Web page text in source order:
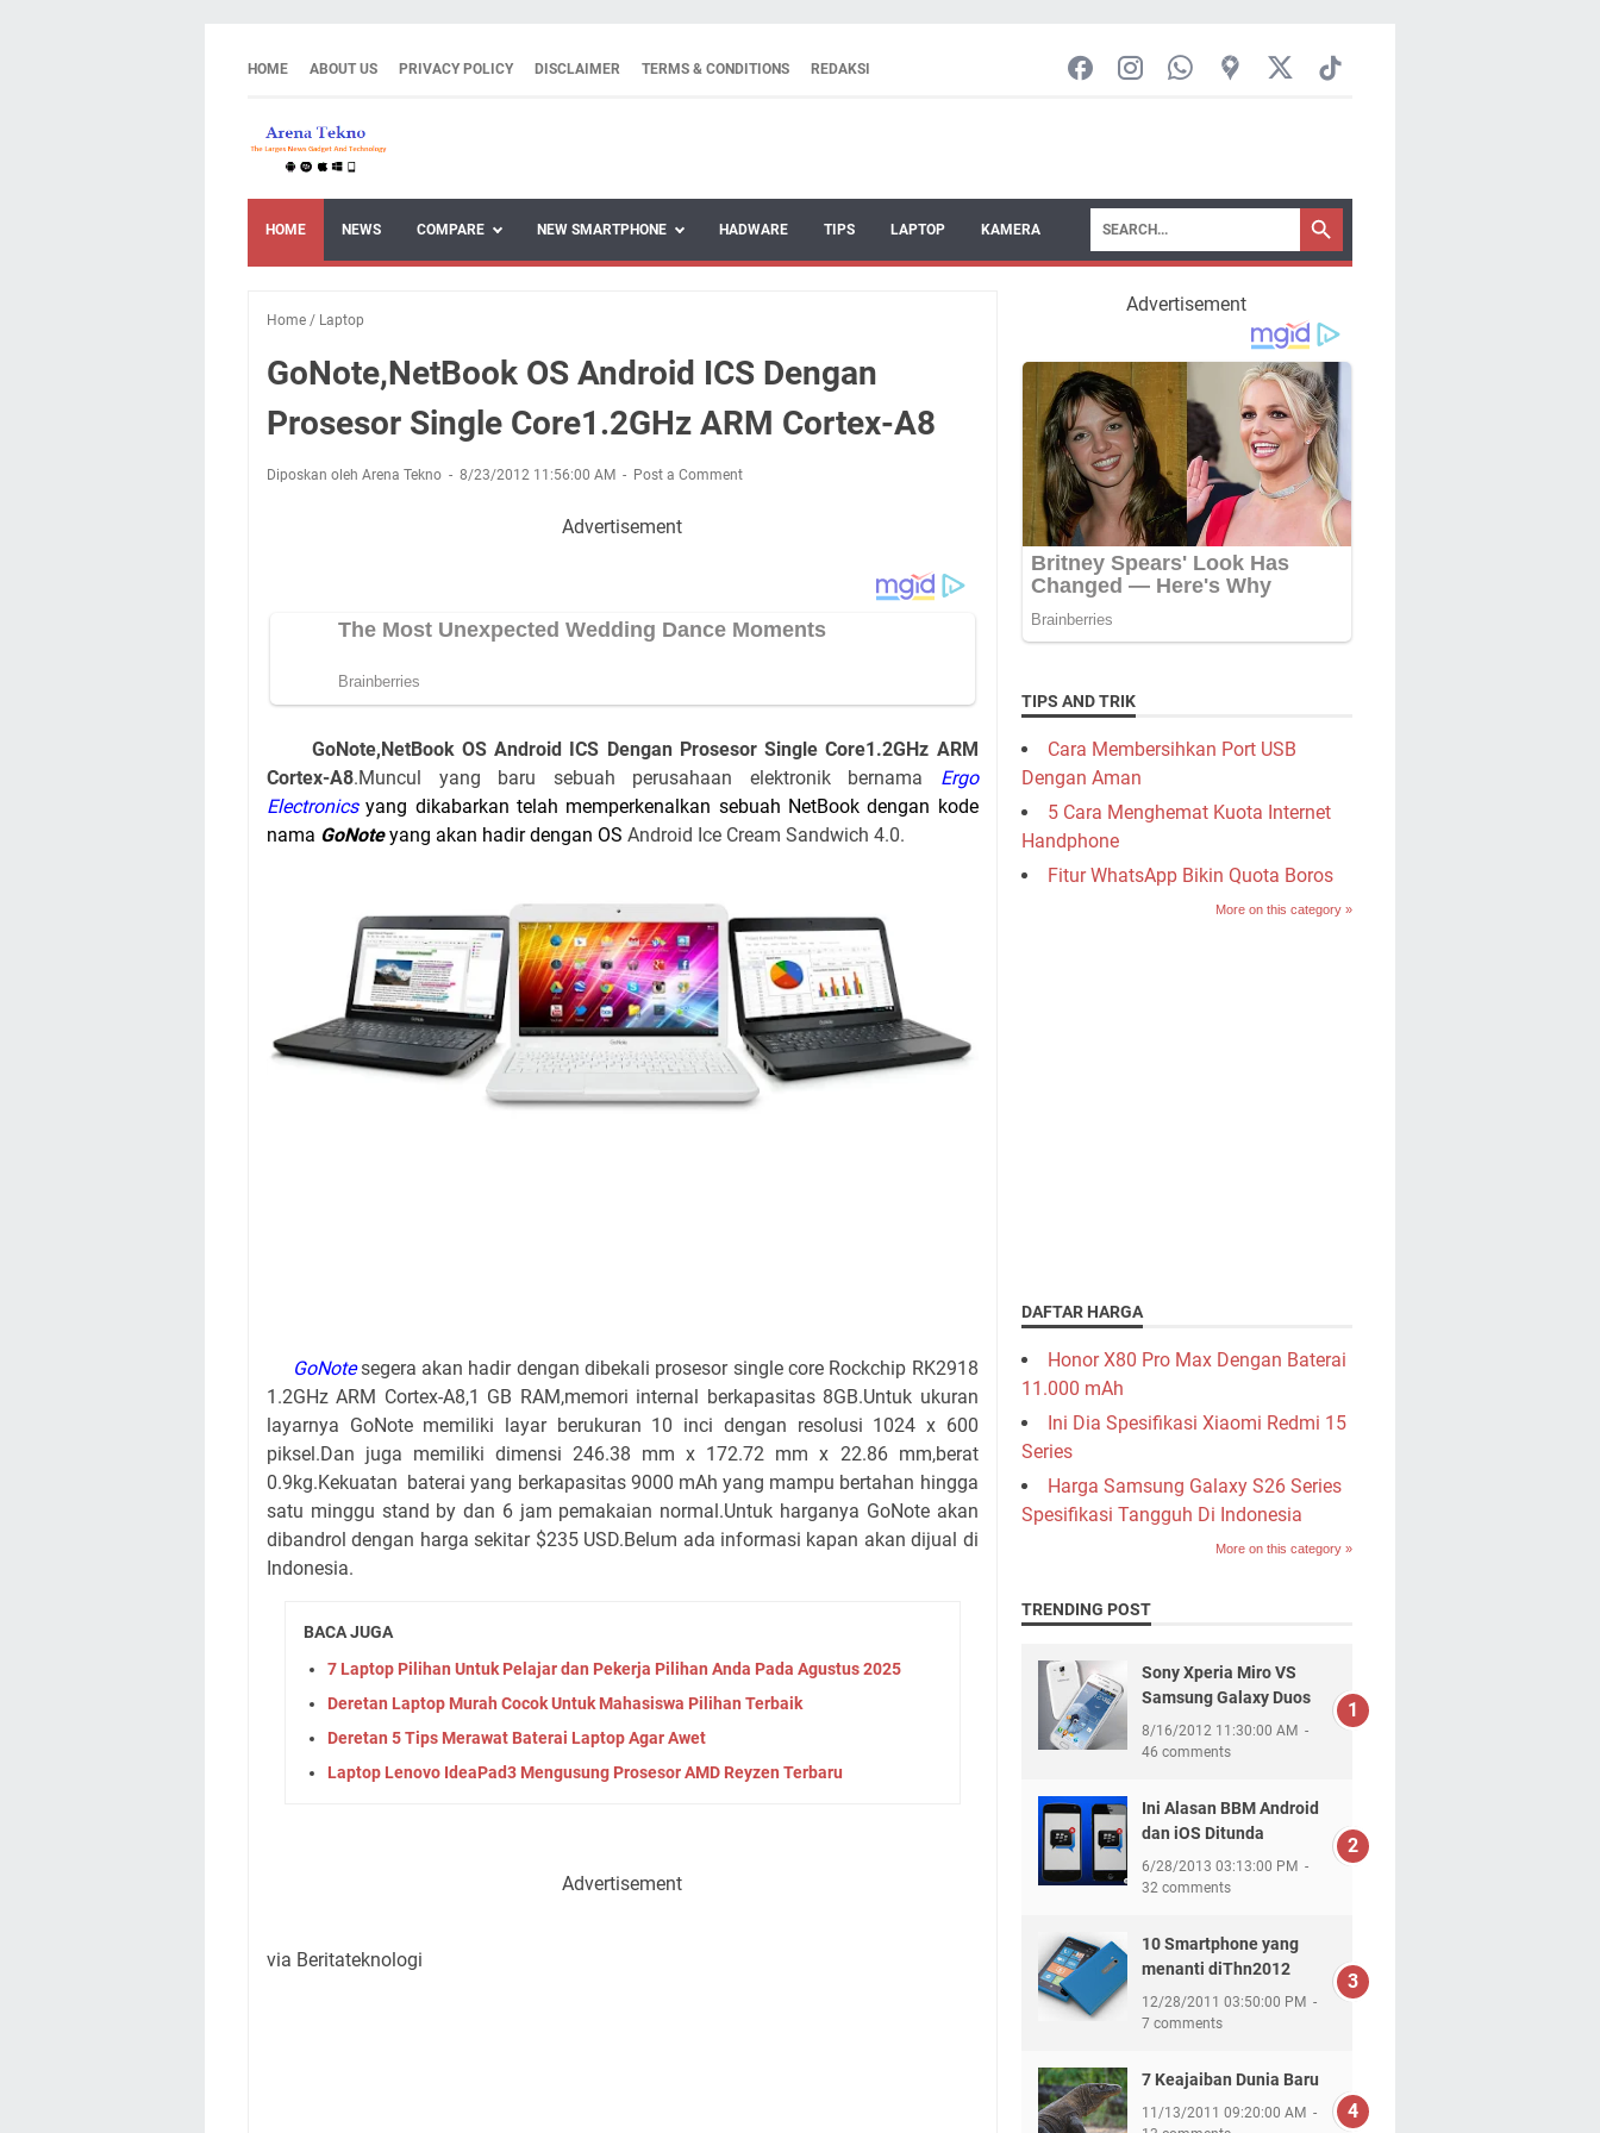
HOME ABOUT US PRIVACY POLICY DISCLAIMER TERMS & CONDITIONS REDAKSI
HOME NEWS COMPARE NEW SMARTPHONE HADWARE TIPS LAPTOP KAMERA
Home / Laptop
GoNote,NetBook OS Android ICS Dengan
Prosesor Single Core1.2GHz ARM Cortex-A8
Diposkan oleh Arena Tekno 8/23/2012 11:56:00 AM Post a Comment
Advertisement
GoNote,NetBook OS Android ICS Dengan Prosesor Single Core1.2GHz ARM
Cortex-A8.Muncul yang baru sebuah perusahaan elektronik bernama Ergo
Electronicsyang dikabarkan telah memperkenalkan sebuah NetBook dengan kode
nama GoNoteyang akan hadir dengan OS Android Ice Cream Sandwich 4.0.
GoNotesegera akan hadir dengan dibekali prosesor single core Rockchip RK2918
1.2GHz ARM Cortex-A8,1 GB RAM,memori internal berkapasitas 8GB.Untuk ukuran
layarnya GoNote memiliki layar berukuran 10 inci dengan resolusi 1024 x 600
piksel.Dan juga memiliki dimensi 246.38 mm x 172.72 mm x 22.86 mm,berat
0.9kg.Kekuatan baterai yang berkapasitas 9000 mAh yang mampu bertahan hingga
satu minggu stand by dan 6 jam pemakaian normal.Untuk harganya GoNote akan
dibandrol dengan harga sekitar $235 USD.Belum ada informasi kapan akan dijual di
Indonesia.
BACA JUGA
7 Laptop Pilihan Untuk Pelajar dan Pekerja Pilihan Anda Pada Agustus 2025
Deretan Laptop Murah Cocok Untuk Mahasiswa Pilihan Terbaik
Deretan 5 Tips Merawat Baterai Laptop Agar Awet
Laptop Lenovo IdeaPad3 Mengusung Prosesor AMD Reyzen Terbaru
Advertisement
via Beritateknologi
Advertisement
TIPS AND TRIK
Cara Membersihkan Port USB
Dengan Aman
5 Cara Menghemat Kuota Internet
Handphone
Fitur WhatsApp Bikin Quota Boros
More on this category »
DAFTAR HARGA
Honor X80 Pro Max Dengan Baterai
11.000 mAh
Ini Dia Spesifikasi Xiaomi Redmi 15
Series
Harga Samsung Galaxy S26 Series
Spesifikasi Tangguh Di Indonesia
More on this category »
TRENDING POST
Sony Xperia Miro VS
Samsung Galaxy Duos
8/16/2012 11:30:00 AM
46 comments
Ini Alasan BBM Android
dan iOS Ditunda
6/28/2013 03:13:00 PM
32 comments
10 Smartphone yang
menanti diThn2012
12/28/2011 03:50:00 PM
7 comments
7 Keajaiban Dunia Baru
11/13/2011 09:20:00 AM